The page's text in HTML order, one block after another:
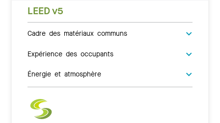
LEED v5
Cadre des matériaux communs
Expérience des occupants
Énergie et atmosphère